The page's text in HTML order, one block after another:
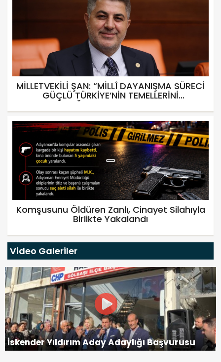
MİLLETVEKİLİ ŞAN: “MİLLÎ DAYANIŞMA SÜRECİ
GÜÇLÜ TÜRKİYE’NİN TEMELLERİNİ
SAĞLAMLAŞTIRACAK”
Komşusunu Öldüren Zanlı, Cinayet Silahıyla
Birlikte Yakalandı
Video Galeriler
İskender Yıldırım Aday Adaylığı Başvurusu